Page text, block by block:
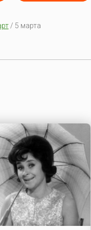
/ 5 марта